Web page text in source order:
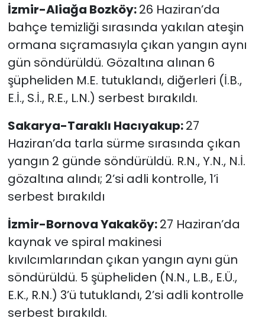
İzmir-Aliağa Bozköy:26 Haziran’da
bahçe temizliği sırasında yakılan ateşin
ormana sıçramasıyla çıkan yangın aynı
gün söndürüldü. Gözaltına alınan 6
şüpheliden M.E. tutuklandı, diğerleri (İ.B.,
E.İ., S.İ., R.E., L.N.) serbest bırakıldı.
Sakarya-Taraklı Hacıyakup:27
Haziran’da tarla sürme sırasında çıkan
yangın 2 günde söndürüldü. R.N., Y.N., N.İ.
gözaltına alındı; 2’si adli kontrolle, 1’i
serbest bırakıldı
İzmir-Bornova Yakaköy:27 Haziran’da
kaynak ve spiral makinesi
kıvılcımlarından çıkan yangın aynı gün
söndürüldü. 5 şüpheliden (N.N., L.B., E.Ü.,
E.K., R.N.) 3’ü tutuklandı, 2’si adli kontrolle
serbest bırakıldı.